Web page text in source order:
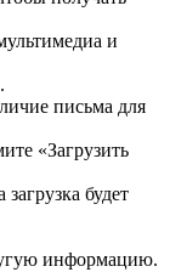
и
письма для
«Загрузить
будет
информацию.